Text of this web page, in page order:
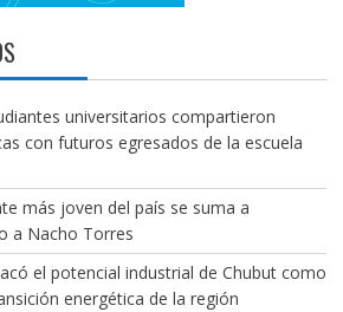
universitarios compartieron
con futuros egresados de la escuela
más joven del país se suma a
a Nacho Torres
el potencial industrial de Chubut como
energética de la región